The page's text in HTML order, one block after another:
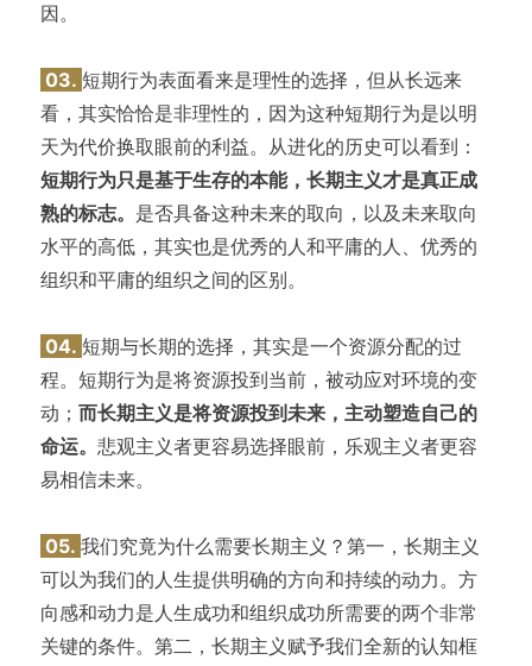
因。
03. 短期行为表面看来是理性的选择，但从长远来
看，其实恰恰是非理性的，因为这种短期行为是以明
天为代价换取眼前的利益。从进化的历史可以看到：
短期行为只是基于生存的本能，长期主义才是真正成
熟的标志。 是否具备这种未来的取向，以及未来取向
水平的高低，其实也是优秀的人和平庸的人、优秀的
组织和平庸的组织之间的区别。
04. 短期与长期的选择，其实是一个资源分配的过
程。短期行为是将资源投到当前，被动应对环境的变
动； 而长期主义是将资源投到未来，主动塑造自己的
命运。 悲观主义者更容易选择眼前，乐观主义者更容
易相信未来。
05. 我们究竟为什么需要长期主义？第一，长期主义
可以为我们的人生提供明确的方向和持续的动力。方
向感和动力是人生成功和组织成功所需要的两个非常
关键的条件。第二，长期主义赋予我们全新的认知框